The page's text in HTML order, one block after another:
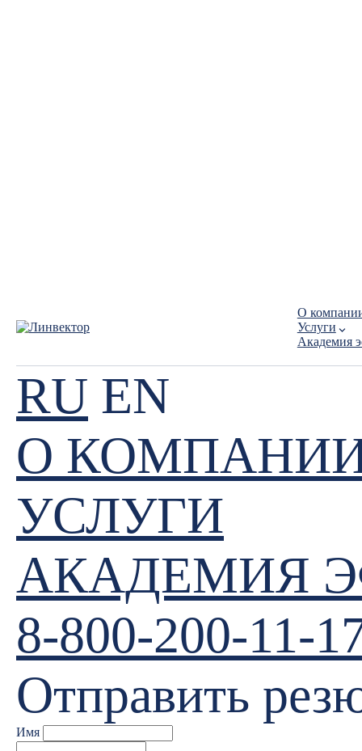
О
Услуги
Академия
RU EN
О
УСЛУГИ
АКАДЕМИЯ
8-800-200-11-
Отправить
Имя